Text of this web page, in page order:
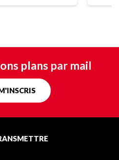
plans par mail